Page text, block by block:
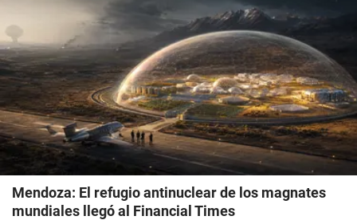
Mendoza: El refugio antinuclear de los magnates
mundiales llegó al Financial Times